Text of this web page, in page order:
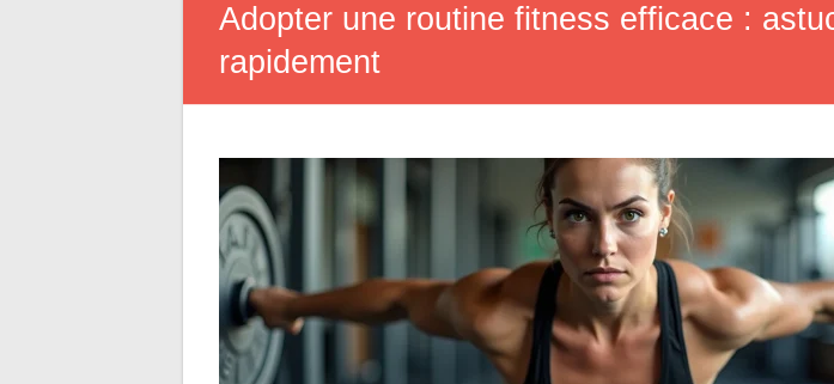
Adopter une routine fitness efficace :
rapidement